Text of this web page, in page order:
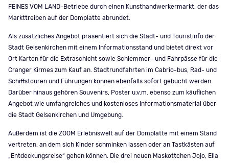
FEINES VOM LAND-Betriebe durch einen Kunsthandwerkermarkt, der das
Markttreiben auf der Domplatte abrundet.
Als zusätzliches Angebot präsentiert sich die Stadt- und Touristinfo der
Stadt Gelsenkirchen mit einem Informationsstand und bietet direkt vor
Ort Karten für die Extraschicht sowie Schlemmer- und Fahrpässe für die
Cranger Kirmes zum Kauf an. Stadtrundfahrten im Cabrio-bus, Rad- und
Schiffstouren und Führungen können ebenfalls sofort gebucht werden.
Darüber hinaus gehören Souvenirs, Poster u.v.m. ebenso zum käuflichen
Angebot wie umfangreiches und kostenloses Informationsmaterial über
die Stadt Gelsenkirchen und Umgebung.
Außerdem ist die ZOOM Erlebniswelt auf der Domplatte mit einem Stand
vertreten, an dem sich Kinder schminken lassen oder an Tastkästen auf
„Entdeckungsreise“ gehen können. Die drei neuen Maskottchen Jojo, Ella